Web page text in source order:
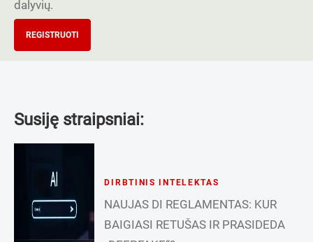
dalyvių.
REGISTRUOTI
Susiję straipsniai:
DIRBTINIS INTELEKTAS
NAUJAS DI REGLAMENTAS: KUR
BAIGIASI RETUŠAS IR PRASIDEDA